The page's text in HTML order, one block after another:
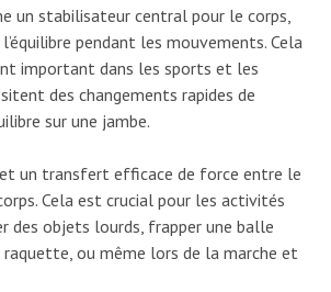
un stabilisateur central pour le corps,
pendant les mouvements. Cela
important dans les sports et les
des changements rapides de
sur une jambe.
un transfert efficace de force entre le
Cela est crucial pour les activités
des objets lourds, frapper une balle
ou même lors de la marche et